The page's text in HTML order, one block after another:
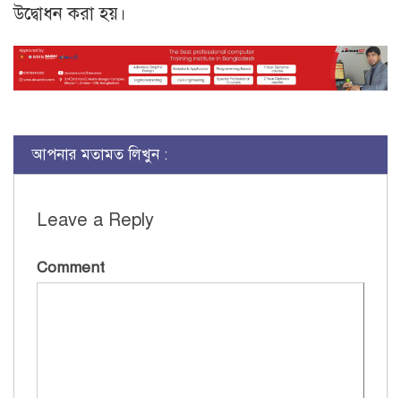
উদ্বোধন করা হয়।
আপনার মতামত লিখুন :
Leave a Reply
Comment